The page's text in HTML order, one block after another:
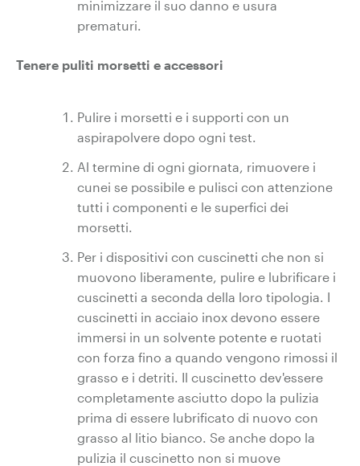
minimizzare il suo danno e usura
prematuri.
Tenere puliti morsetti e accessori
Pulire i morsetti e i supporti con un
aspirapolvere dopo ogni test.
Al termine di ogni giornata, rimuovere i
cunei se possibile e pulisci con attenzione
tutti i componenti e le superfici dei
morsetti.
Per i dispositivi con cuscinetti che non si
muovono liberamente, pulire e lubrificare i
cuscinetti a seconda della loro tipologia. I
cuscinetti in acciaio inox devono essere
immersi in un solvente potente e ruotati
con forza fino a quando vengono rimossi il
grasso e i detriti. Il cuscinetto dev'essere
completamente asciutto dopo la pulizia
prima di essere lubrificato di nuovo con
grasso al litio bianco. Se anche dopo la
pulizia il cuscinetto non si muove